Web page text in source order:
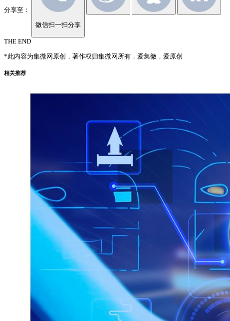
分享至：
微信扫一扫分享
THE END
*此内容为集微网原创，著作权归集微网所有，爱集微，爱原创
相关推荐